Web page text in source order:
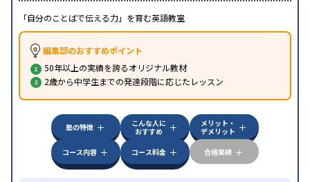
「自分のことばで伝える力」を育む英語教室
編集部のおすすめポイント
50年以上の実績を誇るオリジナル教材
2歳から中学生までの発達段階に応じたレッスン
塾の特徴
こんな人に
おすすめ
メリット・
デメリット
コース内容
コース料金 合格実績